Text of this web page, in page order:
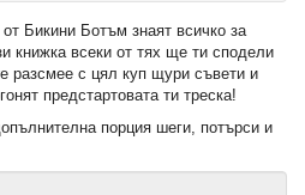
Бикини Ботъм знаят всичко за
книжка всеки от тях ще ти сподели
разсмее с цял куп щури съвети и
предстартовата ти треска!
порция шеги, потърси и